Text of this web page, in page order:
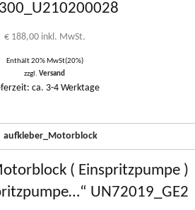
€188,00 inkl. MwSt.
Enthält 20% MwSt(20%)
zzgl.Versand
ca. 3-4 Werktage
( Einspritzpumpe )
UN72019_GE2